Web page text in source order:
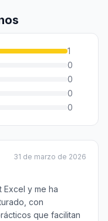
1
0
0
0
0
31 de marzo de 2026
y me ha
con
que facilitan